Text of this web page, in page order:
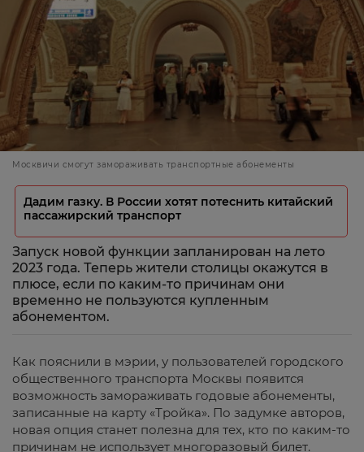
Москвичи смогут замораживать транспортные абонементы
Дадим газку. В России хотят потеснить китайский
пассажирский транспорт
Запуск новой функции запланирован на лето
2023 года. Теперь жители столицы окажутся в
плюсе, если по каким-то причинам они
временно не пользуются купленным
абонементом.
Как пояснили в мэрии, у пользователей городского
общественного транспорта Москвы появится
возможность замораживать годовые абонементы,
записанные на карту «Тройка». По задумке авторов,
новая опция станет полезна для тех, кто по каким-то
причинам не использует многоразовый билет.